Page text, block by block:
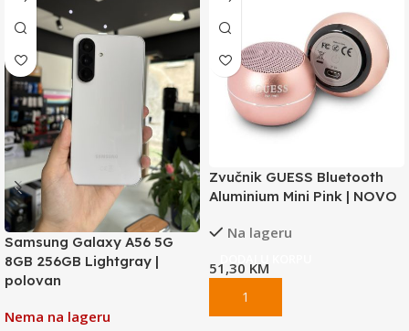
Samsung Galaxy A56 5G
8GB 256GB Lightgray |
polovan
Nema na lageru
Zvučnik GUESS Bluetooth
Aluminium Mini Pink | NOVO
Na lageru
51,30 KM